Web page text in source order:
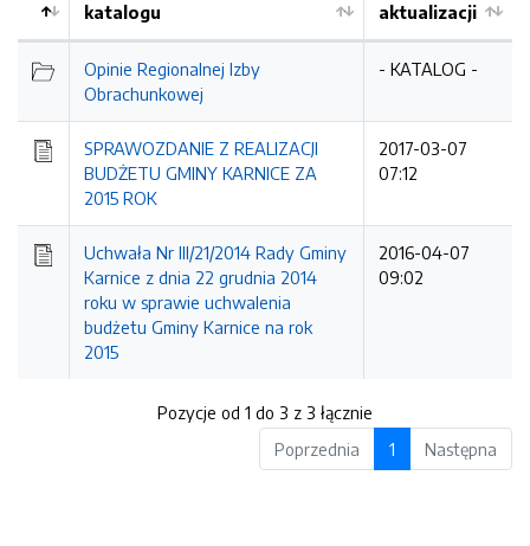
katalogu
aktualizacji
Opinie Regionalnej Izby
Obrachunkowej
- KATALOG -
SPRAWOZDANIE Z REALIZACJI
BUDŻETU GMINY KARNICE ZA
2015 ROK
2017-03-07
07:12
Uchwała Nr III/21/2014 Rady Gminy
Karnice z dnia 22 grudnia 2014
roku w sprawie uchwalenia
budżetu Gminy Karnice na rok
2015
2016-04-07
09:02
Pozycje od 1 do 3 z 3 łącznie
Poprzednia
1 Następna